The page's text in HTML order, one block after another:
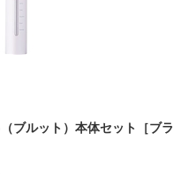
ブルット）本体セット［ブラ